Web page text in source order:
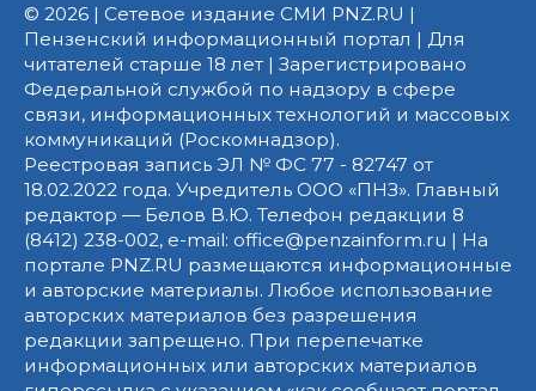
© 2026 | Сетевое издание СМИ PNZ.RU |
Пензенский информационный портал | Для
читателей старше 18 лет | Зарегистрировано
Федеральной службой по надзору в сфере
связи, информационных технологий и массовых
коммуникаций (Роскомнадзор).
Реестровая запись ЭЛ № ФС 77 - 82747 от
18.02.2022 года. Учредитель ООО «ПНЗ». Главный
редактор — Белов В.Ю. Телефон редакции 8
(8412) 238-002, e-mail: office@penzainform.ru | На
портале PNZ.RU размещаются информационные
и авторские материалы. Любое использование
авторских материалов без разрешения
редакции запрещено. При перепечатке
информационных или авторских материалов